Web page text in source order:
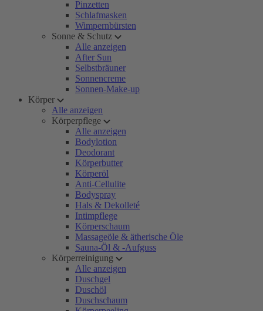
Pinzetten
Schlafmasken
Wimpernbürsten
Sonne & Schutz
Alle anzeigen
After Sun
Selbstbräuner
Sonnencreme
Sonnen-Make-up
Körper
Alle anzeigen
Körperpflege
Alle anzeigen
Bodylotion
Deodorant
Körperbutter
Körperöl
Anti-Cellulite
Bodyspray
Hals & Dekolleté
Intimpflege
Körperschaum
Massageöle & ätherische Öle
Sauna-Öl & -Aufguss
Körperreinigung
Alle anzeigen
Duschgel
Duschöl
Duschschaum